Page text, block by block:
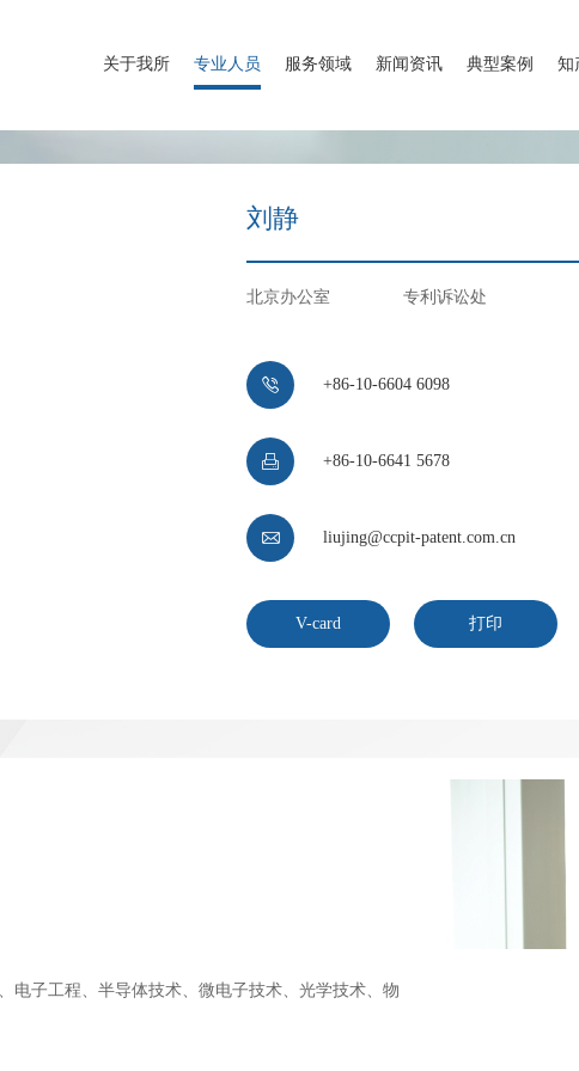
关于我所 专业人员 服务领域 新闻资讯 典型案例 知
刘静
北京办公室 专利诉讼处
 +86-10-6604 6098
 +86-10-6641 5678
 liujing@ccpit-patent.com.cn
V-card 打印
电子工程、半导体技术、微电子技术、光学技术、物